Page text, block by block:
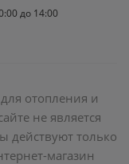
до 14:00
отопления и
не является
действуют только
магазин